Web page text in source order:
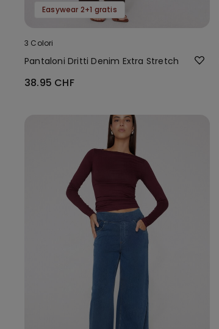
Easywear 2+1 gratis
3 Colori
Pantaloni Dritti Denim Extra Stretch
38.95 CHF